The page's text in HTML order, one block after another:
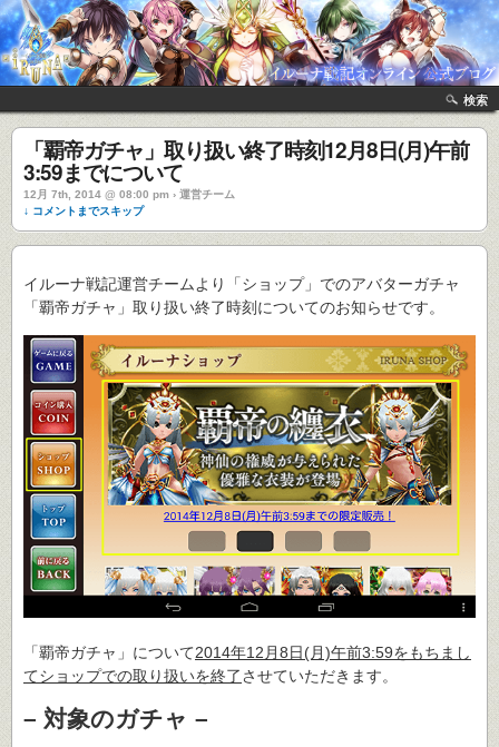
検索
「覇帝ガチャ」取り扱い終了時刻12月8日(月)午前
3:59までについて
12月 7th, 2014 @ 08:00 pm › 運営チーム
↓ コメントまでスキップ
イルーナ戦記運営チームより「ショップ」でのアバターガチャ
「覇帝ガチャ」取り扱い終了時刻についてのお知らせです。
「覇帝ガチャ」について2014年12月8日(月)午前3:59をもちまし
てショップでの取り扱いを終了させていただきます。
– 対象のガチャ –